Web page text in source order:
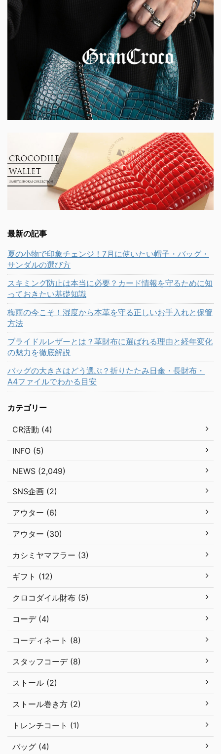
最新の記事
夏の小物で印象チェンジ！7月に使いたい帽子・バッグ・
サンダルの選び方
スキミング防止は本当に必要？カード情報を守るために知
っておきたい基礎知識
梅雨の今こそ！湿度から本革を守る正しいお手入れと保管
方法
ブライドルレザーとは？革財布に選ばれる理由と経年変化
の魅力を徹底解説
バッグの大きさはどう選ぶ？折りたたみ日傘・長財布・
A4ファイルでわかる目安
カテゴリー
CR活動 (4)
INFO (5)
NEWS (2,049)
SNS企画 (2)
アウター (6)
アウター (30)
カシミヤマフラー (3)
ギフト (12)
クロコダイル財布 (5)
コーデ (4)
コーディネート (8)
スタッフコーデ (8)
ストール (2)
ストール巻き方 (2)
トレンチコート (1)
バッグ (4)